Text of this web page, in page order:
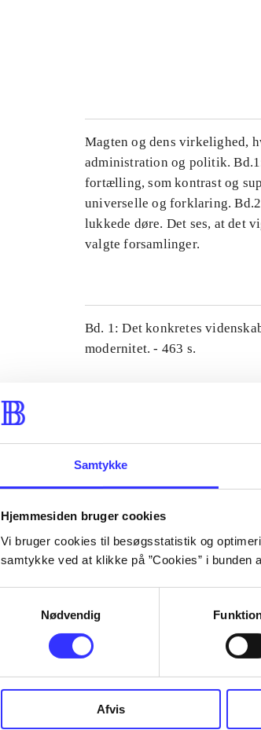
Samtykke
Hjemmesiden bruger cookies
Vi bruger cookies til besøgsstatistik og
samtykke ved at klikke på ”Cookies” i
Nødvendig
Afvis
Magten og dens virkelighed,
administration og politik.
fortælling, som kontrast og
universelle og forklaring.
lukkede døre. Det ses, at det
valgte forsamlinger.
Bd. 1: Det konkretes
modernitet. - 463 s.